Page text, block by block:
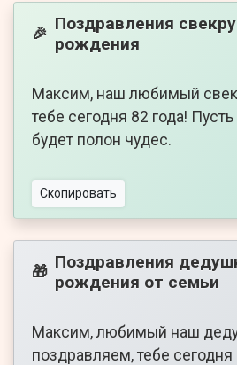
🎉 Поздравления
рождения
Максим, наш любимый
тебе сегодня 82 года!
будет полон чудес.
Скопировать
🎁 Поздравления
рождения от семьи
Максим, любимый наш
поздравляем, тебе сегодня